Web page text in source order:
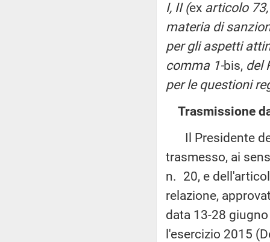
I, II (ex articolo
materia di
per gli aspetti
comma 1-bis, del
per le questioni
Trasmissione
Il Presidente
trasmesso, ai
n. 20, e
relazione,
data 13-28
l'esercizio 2015